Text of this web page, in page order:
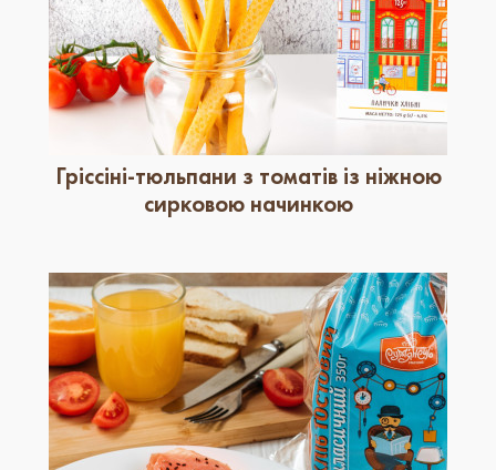
Гріссіні-тюльпани з томатів із ніжною
сирковою начинкою